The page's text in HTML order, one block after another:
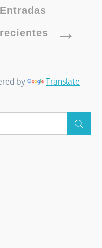
Entradas
recientes
by Translate
Search